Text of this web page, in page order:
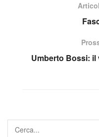
Umberto Bossi: il